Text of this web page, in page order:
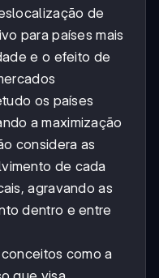
de
para países mais
e o efeito de
os países
a maximização
considera as
de cada
agravando as
dentro e entre
como a